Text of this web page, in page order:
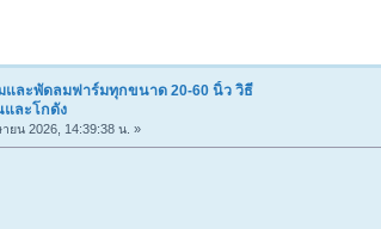
และพัดลมฟาร์มทุกขนาด 20-60 นิ้ว วิธี
และโกดัง
ยน 2026, 14:39:38 น. »